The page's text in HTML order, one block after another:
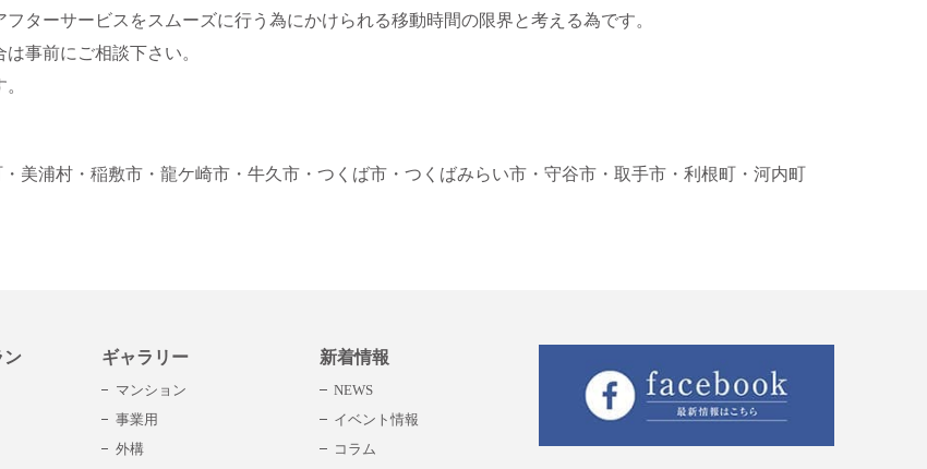
ターサービスをスムーズに行う為にかけられる移動時間の限界と考える為です。
事前にご相談下さい。
・美浦村 ・稲敷市 ・龍ケ崎市 ・牛久市 ・つくば市 ・つくばみらい市 ・守谷市 ・取手市 ・利根町 ・河内町
ン ギャラリー
マンション
事業用
外構
新着情報
NEWS
イベント情報
コラム